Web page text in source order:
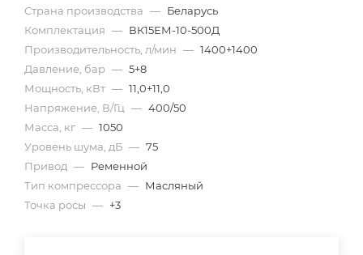
Страна производства — Беларусь
Комплектация — ВК15ЕМ-10-500Д
Производительность, л/мин — 1400+1400
Давление, бар — 5+8
Мощность, кВт — 11,0+11,0
Напряжение, В/Гц — 400/50
Масса, кг — 1050
Уровень шума, дБ — 75
Привод — Ременной
Тип компрессора — Масляный
Точка росы — +3